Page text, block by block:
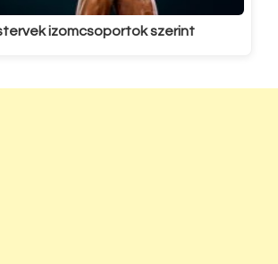
izomcsoportok szerint